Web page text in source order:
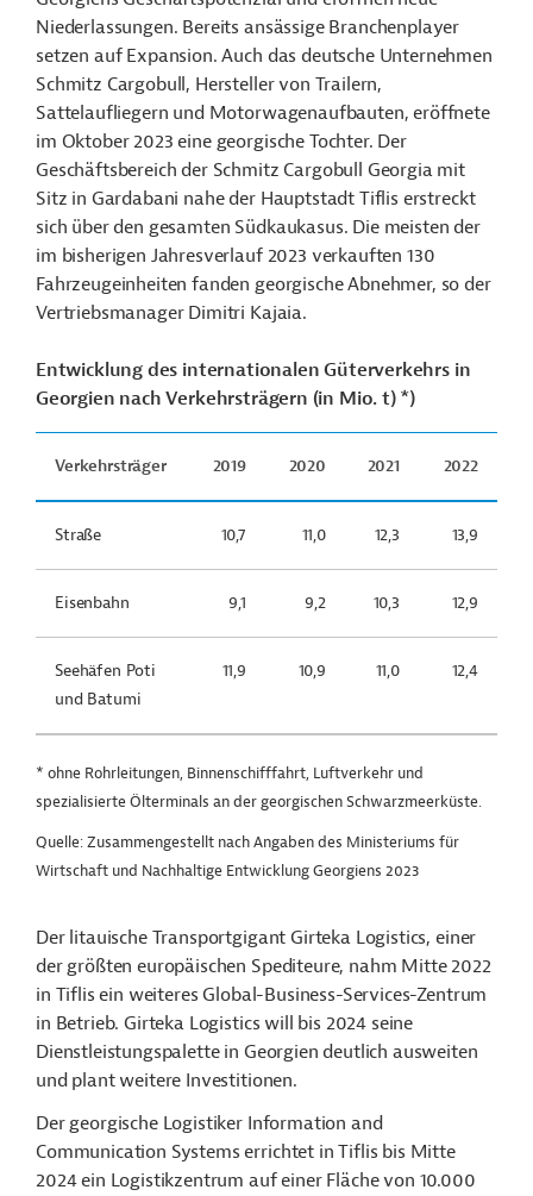
Niederlassungen. Bereits ansässige Branchenplayer
setzen auf Expansion. Auch das deutsche Unternehmen
Schmitz Cargobull, Hersteller von Trailern,
Sattelaufliegern und Motorwagenaufbauten, eröffnete
im Oktober 2023 eine georgische Tochter. Der
Geschäftsbereich der Schmitz Cargobull Georgia mit
Sitz in Gardabani nahe der Hauptstadt Tiflis erstreckt
sich über den gesamten Südkaukasus. Die meisten der
im bisherigen Jahresverlauf 2023 verkauften 130
Fahrzeugeinheiten fanden georgische Abnehmer, so der
Vertriebsmanager Dimitri Kajaia.
Entwicklung des internationalen Güterverkehrs in
Georgien nach Verkehrsträgern (in Mio. t) *)
Verkehrsträger 2019 2020 2021 2022
Straße 10,7 11,0 12,3 13,9
Eisenbahn 9,1 9,2 10,3 12,9
Seehäfen Poti
und Batumi
11,9 10,9 11,0 12,4
* ohne Rohrleitungen, Binnenschifffahrt, Luftverkehr und
spezialisierte Ölterminals an der georgischen Schwarzmeerküste.
Quelle: Zusammengestellt nach Angaben des Ministeriums für
Wirtschaft und Nachhaltige Entwicklung Georgiens 2023
Der litauische Transportgigant Girteka Logistics, einer
der größten europäischen Spediteure, nahm Mitte 2022
in Tiflis ein weiteres Global-Business-Services-Zentrum
in Betrieb. Girteka Logistics will bis 2024 seine
Dienstleistungspalette in Georgien deutlich ausweiten
und plant weitere Investitionen.
Der georgische Logistiker Information and
Communication Systems errichtet in Tiflis bis Mitte
2024 ein Logistikzentrum auf einer Fläche von 10.000